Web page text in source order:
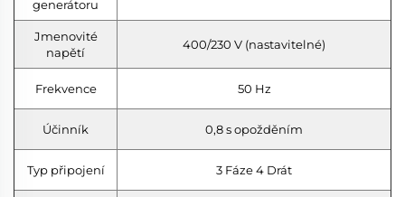
generátoru
Jmenovité
napětí
400/230 V (nastavitelné)
Frekvence 50 Hz
Účinník 0,8 s opožděním
Typ připojení 3 Fáze 4 Drát